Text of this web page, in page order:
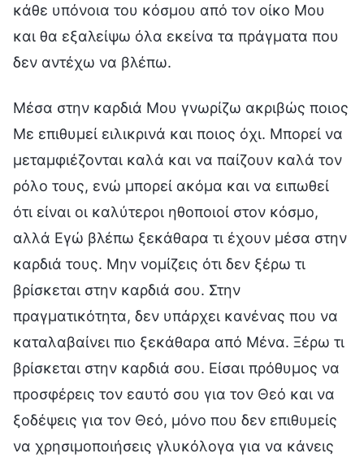
κάθε υπόνοια του κόσμου από τον οίκο Μου
και θα εξαλείψω όλα εκείνα τα πράγματα που
δεν αντέχω να βλέπω.
Μέσα στην καρδιά Μου γνωρίζω ακριβώς ποιος
Με επιθυμεί ειλικρινά και ποιος όχι. Μπορεί να
μεταμφιέζονται καλά και να παίζουν καλά τον
ρόλο τους, ενώ μπορεί ακόμα και να ειπωθεί
ότι είναι οι καλύτεροι ηθοποιοί στον κόσμο,
αλλά Εγώ βλέπω ξεκάθαρα τι έχουν μέσα στην
καρδιά τους. Μην νομίζεις ότι δεν ξέρω τι
βρίσκεται στην καρδιά σου. Στην
πραγματικότητα, δεν υπάρχει κανένας που να
καταλαβαίνει πιο ξεκάθαρα από Μένα. Ξέρω τι
βρίσκεται στην καρδιά σου. Είσαι πρόθυμος να
προσφέρεις τον εαυτό σου για τον Θεό και να
ξοδέψεις για τον Θεό, μόνο που δεν επιθυμείς
να χρησιμοποιήσεις γλυκόλογα για να κάνεις